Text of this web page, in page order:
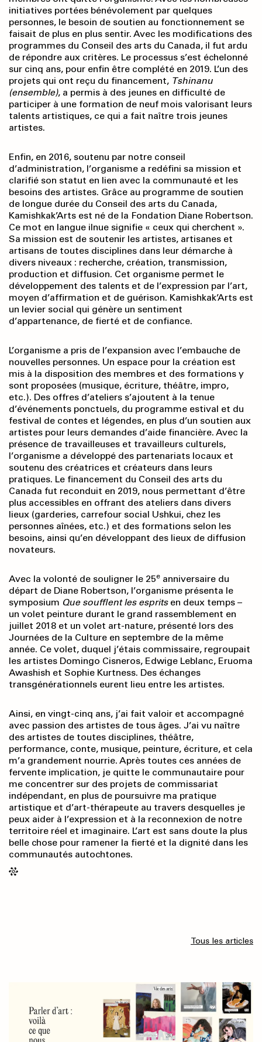
initiatives portées bénévolement par quelques
personnes, le besoin de soutien au fonctionnement se
faisait de plus en plus sentir. Avec les modifications des
programmes du Conseil des arts du Canada, il fut ardu
de répondre aux critères. Le processus s’est échelonné
sur cinq ans, pour enfin être complété en 2019. L’un des
projets qui ont reçu du financement, Tshinanu
(ensemble), a permis à des jeunes en difficulté de
participer à une formation de neuf mois valorisant leurs
talents artistiques, ce qui a fait naître trois jeunes
artistes.
Enfin, en 2016, soutenu par notre conseil
d’administration, l’organisme a redéfini sa mission et
clarifié son statut en lien avec la communauté et les
besoins des artistes. Grâce au programme de soutien
de longue durée du Conseil des arts du Canada,
Kamishkak’Arts est né de la Fondation Diane Robertson.
Ce mot en langue ilnue signifie « ceux qui cherchent ».
Sa mission est de soutenir les artistes, artisanes et
artisans de toutes disciplines dans leur démarche à
divers niveaux : recherche, création, transmission,
production et diffusion. Cet organisme permet le
développement des talents et de l’expression par l’art,
moyen d’affirmation et de guérison. Kamishkak’Arts est
un levier social qui génère un sentiment
d’appartenance, de fierté et de confiance.
L’organisme a pris de l’expansion avec l’embauche de
nouvelles personnes. Un espace pour la création est
mis à la disposition des membres et des formations y
sont proposées (musique, écriture, théâtre, impro,
etc.). Des offres d’ateliers s’ajoutent à la tenue
d’événements ponctuels, du programme estival et du
festival de contes et légendes, en plus d’un soutien aux
artistes pour leurs demandes d’aide financière. Avec la
présence de travailleuses et travailleurs culturels,
l’organisme a développé des partenariats locaux et
soutenu des créatrices et créateurs dans leurs
pratiques. Le financement du Conseil des arts du
Canada fut reconduit en 2019, nous permettant d’être
plus accessibles en offrant des ateliers dans divers
lieux (garderies, carrefour social Ushkui, chez les
personnes aînées, etc.) et des formations selon les
besoins, ainsi qu’en développant des lieux de diffusion
novateurs.
Avec la volonté de souligner le 25e anniversaire du
départ de Diane Robertson, l’organisme présenta le
symposium Que soufflent les esprits en deux temps –
un volet peinture durant le grand rassemblement en
juillet 2018 et un volet art-nature, présenté lors des
Journées de la Culture en septembre de la même
année. Ce volet, duquel j’étais commissaire, regroupait
les artistes Domingo Cisneros, Edwige Leblanc, Eruoma
Awashish et Sophie Kurtness. Des échanges
transgénérationnels eurent lieu entre les artistes.
Ainsi, en vingt-cinq ans, j’ai fait valoir et accompagné
avec passion des artistes de tous âges. J’ai vu naître
des artistes de toutes disciplines, théâtre,
performance, conte, musique, peinture, écriture, et cela
m’a grandement nourrie. Après toutes ces années de
fervente implication, je quitte le communautaire pour
me concentrer sur des projets de commissariat
indépendant, en plus de poursuivre ma pratique
artistique et d’art-thérapeute au travers desquelles je
peux aider à l’expression et à la reconnexion de notre
territoire réel et imaginaire. L’art est sans doute la plus
belle chose pour ramener la fierté et la dignité dans les
communautés autochtones.
Tous les articles